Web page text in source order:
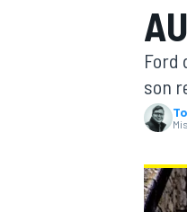
Ford
son